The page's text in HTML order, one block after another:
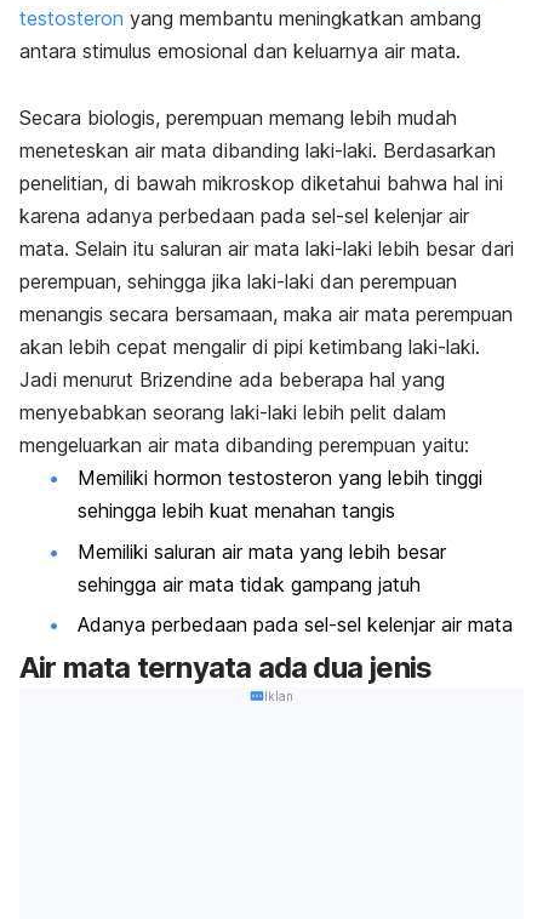
testosteron yang membantu meningkatkan ambang
antara stimulus emosional dan keluarnya air mata.
Secara biologis, perempuan memang lebih mudah
meneteskan air mata dibanding laki-laki. Berdasarkan
penelitian, di bawah mikroskop diketahui bahwa hal ini
karena adanya perbedaan pada sel-sel kelenjar air
mata. Selain itu saluran air mata laki-laki lebih besar dari
perempuan, sehingga jika laki-laki dan perempuan
menangis secara bersamaan, maka air mata perempuan
akan lebih cepat mengalir di pipi ketimbang laki-laki.
Jadi menurut Brizendine ada beberapa hal yang
menyebabkan seorang laki-laki lebih pelit dalam
mengeluarkan air mata dibanding perempuan yaitu:
Memiliki hormon testosteron yang lebih tinggi
sehingga lebih kuat menahan tangis
Memiliki saluran air mata yang lebih besar
sehingga air mata tidak gampang jatuh
Adanya perbedaan pada sel-sel kelenjar air mata
Air mata ternyata ada dua jenis
Iklan